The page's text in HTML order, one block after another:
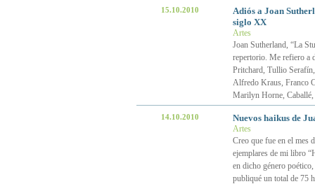
15.10.2010
Adiós a Joan
siglo XX
Artes
Joan Sutherland, “La
repertorio. Me refiero a
Pritchard, Tullio
Alfredo Kraus, Franco
Marilyn Horne, Caballé,
14.10.2010 Nuevos haikus de
Artes
Creo que fue en el mes
ejemplares de mi libro
en dicho género
publiqué un total de 75